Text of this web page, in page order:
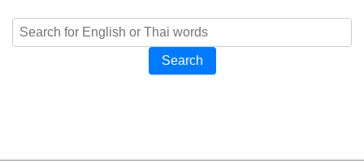
Search